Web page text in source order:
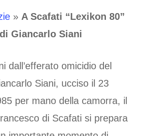
» A Scafati “Lexikon 80”
Giancarlo Siani
dall’efferato omicidio del
Siani, ucciso il 23
per mano della camorra, il
di Scafati si prepara